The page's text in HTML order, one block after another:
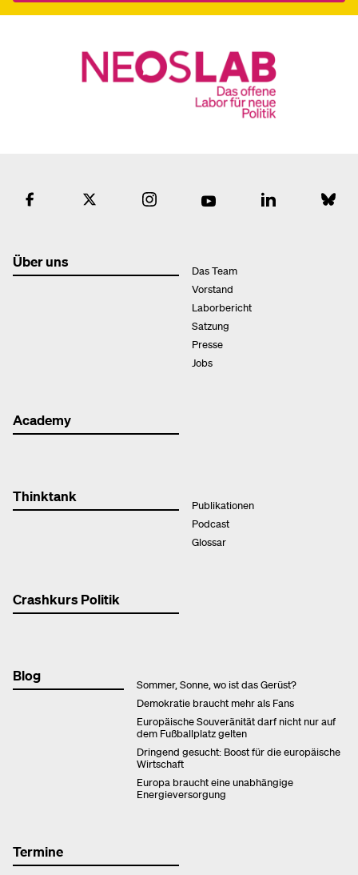
Über uns
Das Team
Vorstand
Laborbericht
Satzung
Presse
Jobs
Academy
Thinktank
Publikationen
Podcast
Glossar
Crashkurs Politik
Blog
Sommer, Sonne, wo ist das Gerüst?
Demokratie braucht mehr als Fans
Europäische Souveränität darf nicht nur auf
dem Fußballplatz gelten
Dringend gesucht: Boost für die europäische
Wirtschaft
Europa braucht eine unabhängige
Energieversorgung
Termine